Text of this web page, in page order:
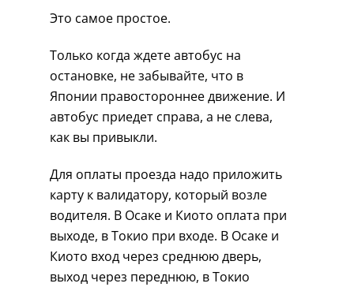
Это самое простое.
Только когда ждете автобус на
остановке, не забывайте, что в
Японии правостороннее движение. И
автобус приедет справа, а не слева,
как вы привыкли.
Для оплаты проезда надо приложить
карту к валидатору, который возле
водителя. В Осаке и Киото оплата при
выходе, в Токио при входе. В Осаке и
Киото вход через среднюю дверь,
выход через переднюю, в Токио